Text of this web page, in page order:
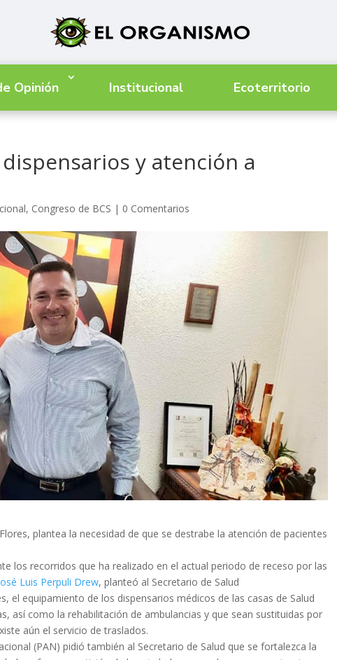
Opinión Institucional Ecoterritorio
y atención a
, Congreso de BCS | 0 Comentarios
plantea la necesidad de que se destrabe la atención de pacientes
los recorridos que ha realizado en el actual periodo de receso por las
Luis Perpuli Drew, planteó al Secretario de Salud
el equipamiento de los dispensarios médicos de las casas de Salud
así como la rehabilitación de ambulancias y que sean sustituidas por
aún el servicio de traslados.
(PAN) pidió también al Secretario de Salud que se fortalezca la